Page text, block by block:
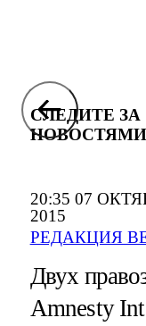
20:35 07
2015
РЕДАКЦИЯ
СЛЕДИТЕ ЗА
Двух
Amnesty